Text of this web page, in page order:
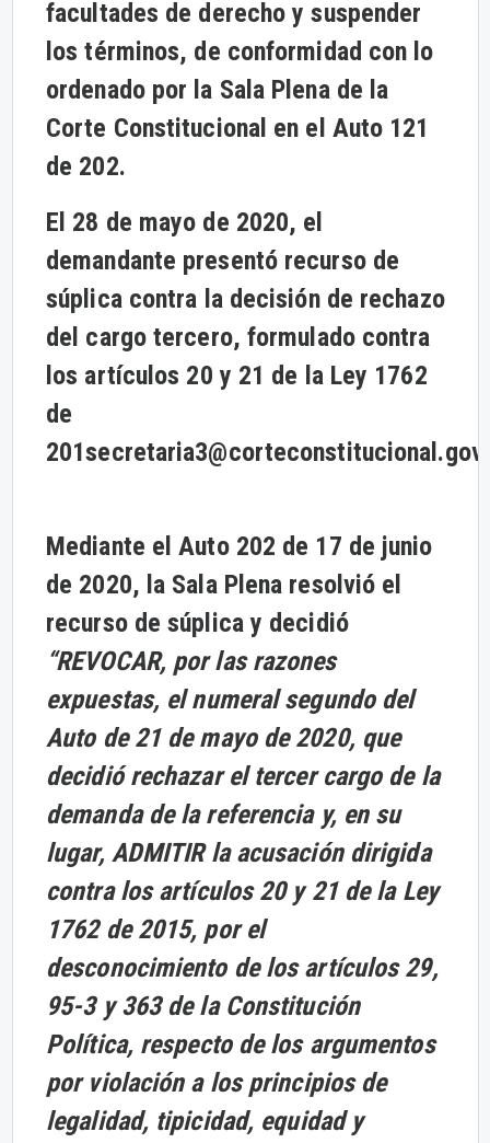
facultades de derecho y suspender
los términos, de conformidad con lo
ordenado por la Sala Plena de la
Corte Constitucional en el Auto 121
de 202.
El 28 de mayo de 2020, el
demandante presentó recurso de
súplica contra la decisión de rechazo
del cargo tercero, formulado contra
los artículos 20 y 21 de la Ley 1762
de
201
Mediante el Auto 202 de 17 de junio
de 2020, la Sala Plena resolvió el
recurso de súplica y decidió
“REVOCAR, por las razones
expuestas, el numeral segundo del
Auto de 21 de mayo de 2020, que
decidió rechazar el tercer cargo de la
demanda de la referencia y, en su
lugar, ADMITIR la acusación dirigida
contra los artículos 20 y 21 de la Ley
1762 de 2015, por el
desconocimiento de los artículos 29,
95-3 y 363 de la Constitución
Política, respecto de los argumentos
por violación a los principios de
legalidad, tipicidad, equidad y